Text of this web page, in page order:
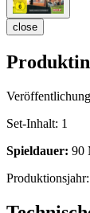
close
Set-Inhalt: 1
Spieldauer: 90
Produktionsjahr: